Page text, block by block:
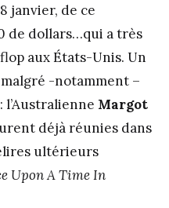
janvier, de ce
de dollars…qui a très
aux États-Unis. Un
-notamment –
l’Australienne Margot
déjà réunies dans
ultérieurs
Upon A TimeIn